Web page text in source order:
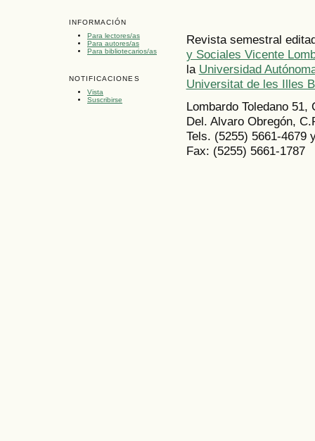
INFORMACIÓN
Para lectores/as
Para autores/as
Para bibliotecarios/as
NOTIFICACIONES
Vista
Suscribirse
Revista semestral
y Sociales Vicente
la Universidad
Universitat de les Illes
Lombardo Toledano
Del. Alvaro Obregón,
Tels. (5255) 5661-4679
Fax: (5255) 5661-1787